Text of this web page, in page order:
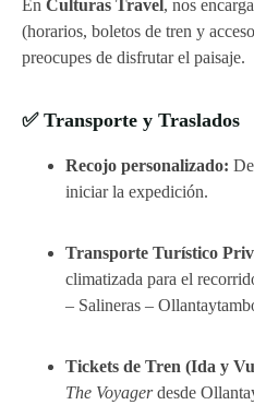
En Culturas Travel, nos
(horarios, boletos de tren y
preocupes de disfrutar el paisaje.
✅ Transporte y Traslados
Recojo personalizado:
iniciar la expedición.
Transporte Turístico
climatizada para el
– Salineras –
Tickets de Tren (Ida y
The Voyagerdesde